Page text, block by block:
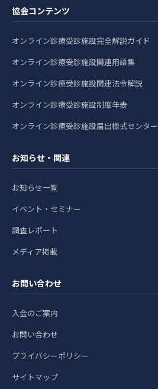
協会コンテンツ
オンライン診療受診施設完全解説ガイド
オンライン診療受診施設関連用語集
オンライン診療受診施設関連法令解説
オンライン診療受診施設制度年表
オンライン診療受診施設届出様式センター
お知らせ・関連
お知らせ一覧
イベント・セミナー
調査レポート
メディア掲載
お問い合わせ
入会のご案内
お問い合わせ
プライバシーポリシー
サイトマップ